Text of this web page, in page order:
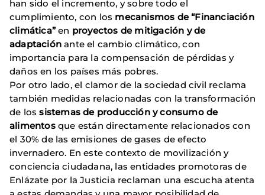
han sido el incremento, y sobre todo el
cumplimiento, con los mecanismos de “Financiación
climática”en proyectos de mitigación y de
adaptación ante el cambio climático, con
importancia para la compensación de pérdidas y
daños en los países más pobres.
Por otro lado, el clamor de la sociedad civil reclama
también medidas relacionadas con la transformación
de lossistemas de producción y consumo de
alimentosque están directamente relacionados con
el 30% de las emisiones de gases de efecto
invernadero. En este contexto de movilización y
conciencia ciudadana, las entidades promotoras de
Enlázate por la Justicia reclaman una escucha atenta